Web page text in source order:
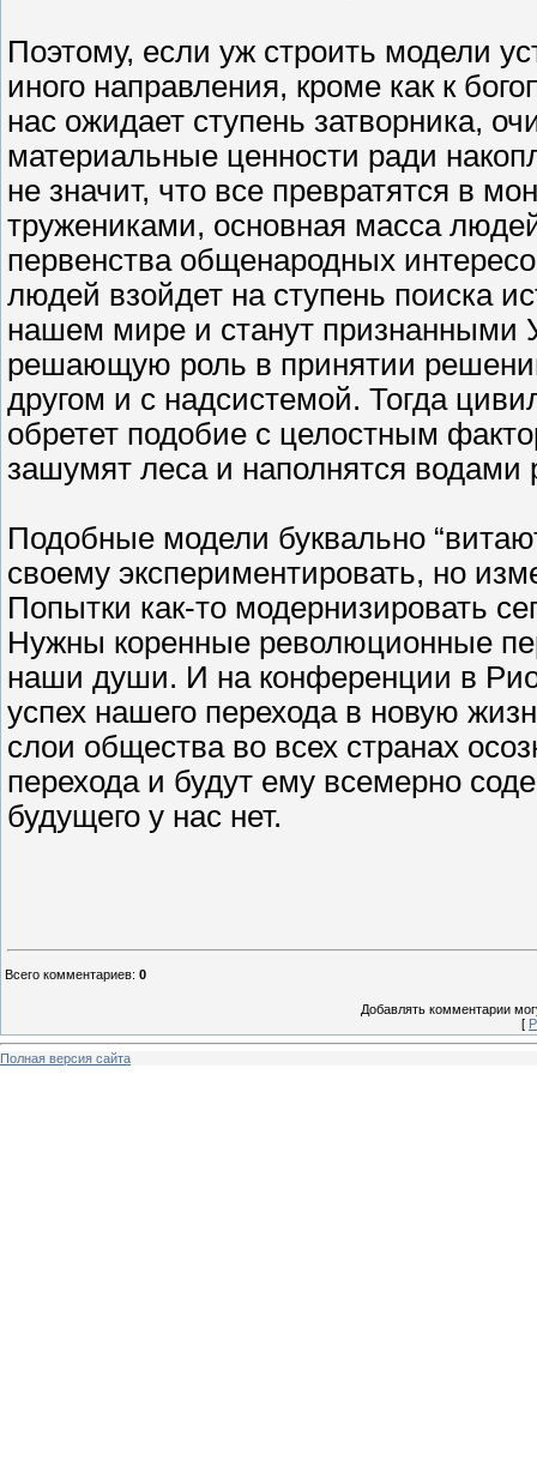
Поэтому, если уж строить модели
иного направления, кроме как к
нас ожидает ступень затворника,
материальные ценности ради
не значит, что все превратятся в
тружениками, основная масса
первенства общенародных
людей взойдет на ступень поиска
нашем мире и станут признанными
решающую роль в принятии
другом и с надсистемой. Тогда
обретет подобие с целостным
зашумят леса и наполнятся водами
Подобные модели буквально
своему экспериментировать, но
Попытки как-то модернизировать
Нужны коренные революционные
наши души. И на конференции в
успех нашего перехода в новую
слои общества во всех странах
перехода и будут ему всемерно
будущего у нас нет.
Всего комментариев: 0
Добавлять комментарии
[
Полная версия сайта